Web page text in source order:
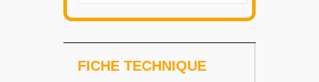
FICHE TECHNIQUE